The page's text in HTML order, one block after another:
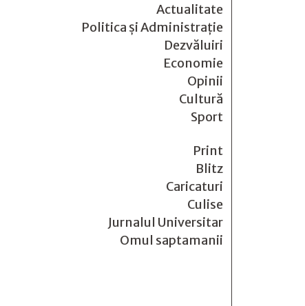
Actualitate
Politica și Administrație
Dezvăluiri
Economie
Opinii
Cultură
Sport
Print
Blitz
Caricaturi
Culise
Jurnalul Universitar
Omul saptamanii